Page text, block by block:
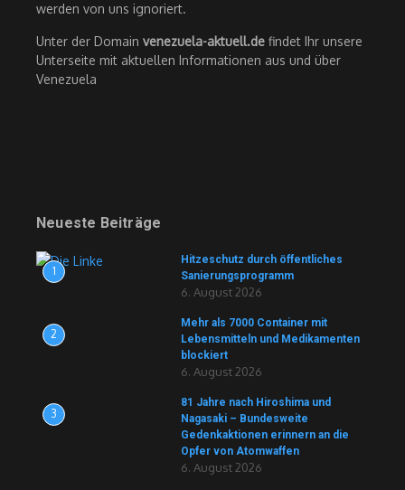
werden von uns ignoriert.
Unter der Domain venezuela-aktuell.de findet Ihr unsere
Unterseite mit aktuellen Informationen aus und über
Venezuela
Neueste Beiträge
1
Hitzeschutz durch öffentliches
Sanierungsprogramm
6. August 2026
2
Mehr als 7000 Container mit
Lebensmitteln und Medikamenten
blockiert
6. August 2026
3
81 Jahre nach Hiroshima und
Nagasaki – Bundesweite
Gedenkaktionen erinnern an die
Opfer von Atomwaffen
6. August 2026